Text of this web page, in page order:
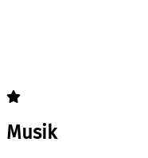
Musik